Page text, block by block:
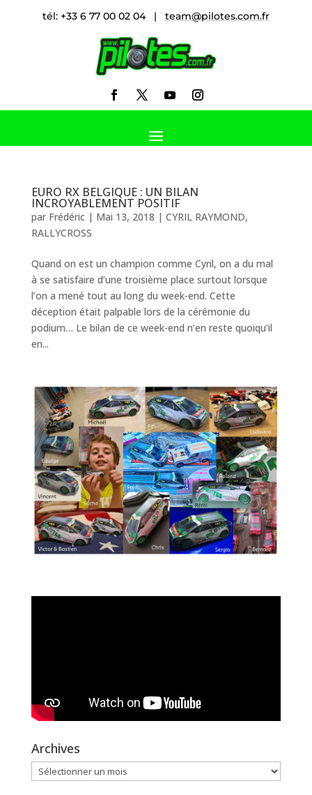
tél: +33 6 77 00 02 04 | team@pilotes.com.fr
EURO RX BELGIQUE : UN BILAN
INCROYABLEMENT POSITIF
par Frédéric| Mai 13, 2018 | CYRIL RAYMOND,
RALLYCROSS
Quand on est un champion comme Cyril, on a du mal
à se satisfaire d’une troisième place surtout lorsque
l’on a mené tout au long du week-end. Cette
déception était palpable lors de la cérémonie du
podium… Le bilan de ce week-end n’en reste quoiqu’il
en...
Archives
Archives